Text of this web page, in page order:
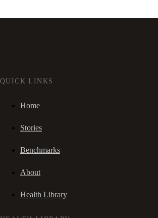
QUICK LINKS
Home
Stories
Benchmarks
About
Health Library